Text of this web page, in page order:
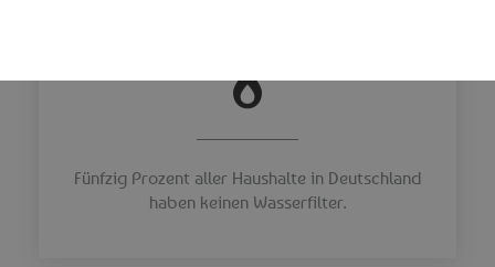
Fünfzig Prozent aller Haushalte in Deutschland
haben keinen Wasserfilter.